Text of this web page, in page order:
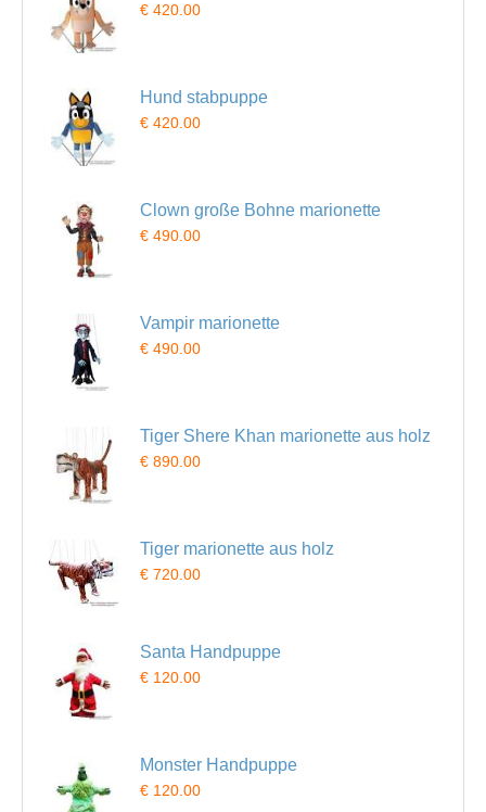
€ 420.00
Hund stabpuppe
€ 420.00
Clown große Bohne marionette
€ 490.00
Vampir marionette
€ 490.00
Tiger Shere Khan marionette aus holz
€ 890.00
Tiger marionette aus holz
€ 720.00
Santa Handpuppe
€ 120.00
Monster Handpuppe
€ 120.00